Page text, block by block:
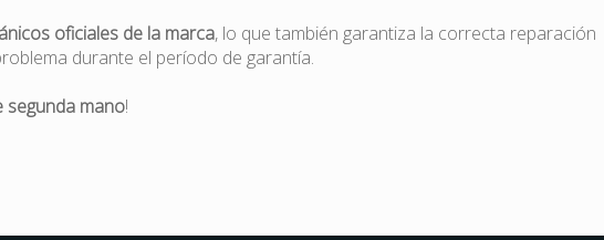
oficiales de la marca, lo que también garantiza la correcta reparación
durante el período de garantía.
segunda mano!